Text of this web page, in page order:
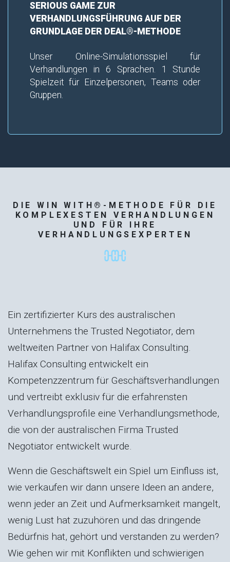
SERIOUS GAME ZUR
VERHANDLUNGSFÜHRUNG AUF DER
GRUNDLAGE DER DEAL®-METHODE
Unser Online-Simulationsspiel für
Verhandlungen in 6 Sprachen. 1 Stunde
Spielzeit für Einzelpersonen, Teams oder
Gruppen.
DIE WIN WITH®-METHODE FÜR DIE
KOMPLEXESTEN VERHANDLUNGEN
UND FÜR IHRE
VERHANDLUNGSEXPERTEN
Ein zertifizierter Kurs des australischen
Unternehmens the Trusted Negotiator, dem
weltweiten Partner von Halifax Consulting.
Halifax Consulting entwickelt ein
Kompetenzzentrum für Geschäftsverhandlungen
und vertreibt exklusiv für die erfahrensten
Verhandlungsprofile eine Verhandlungsmethode,
die von der australischen Firma Trusted
Negotiator entwickelt wurde.
Wenn die Geschäftswelt ein Spiel um Einfluss ist,
wie verkaufen wir dann unsere Ideen an andere,
wenn jeder an Zeit und Aufmerksamkeit mangelt,
wenig Lust hat zuzuhören und das dringende
Bedürfnis hat, gehört und verstanden zu werden?
Wie gehen wir mit Konflikten und schwierigen